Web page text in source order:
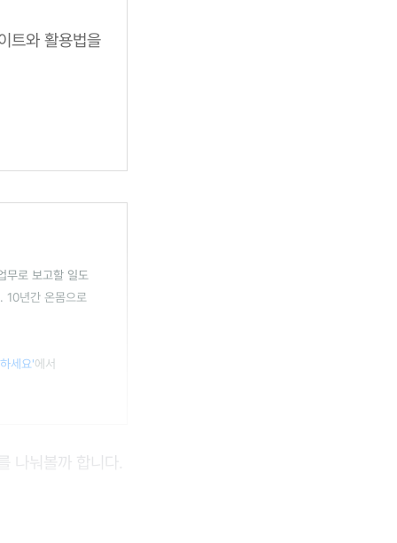
트와 활용법을
무로 보고할 일도
10년간 온몸으로
세요'에서
나눠볼까 합니다.